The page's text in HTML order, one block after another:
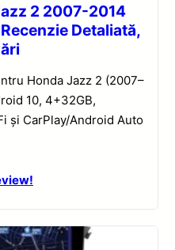
2 2007-2014
Detaliată,
Honda Jazz 2 (2007–
10, 4+32GB,
și CarPlay/Android Auto